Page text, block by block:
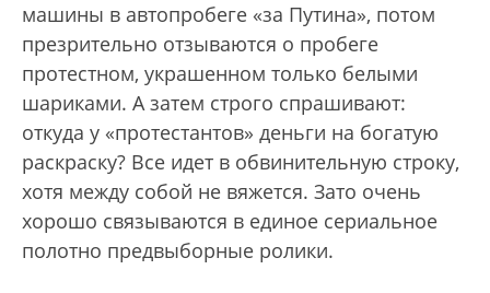
машины в автопробеге «за Путина», потом
презрительно отзываются о пробеге
протестном, украшенном только белыми
шариками. А затем строго спрашивают:
откуда у «протестантов» деньги на богатую
раскраску? Все идет в обвинительную строку,
хотя между собой не вяжется. Зато очень
хорошо связываются в единое сериальное
полотно предвыборные ролики.